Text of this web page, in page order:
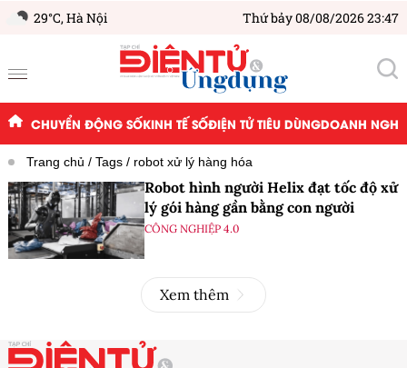
29°C,Hà Nội Thứ bảy 08/08/2026 23:47
CHUYỂN ĐỘNG SỐKINH TẾ SỐĐIỆN TỬ TIÊU DÙNGDOANH
Trang chủ Tags robot xử lý hàng hóa
Robot hình người Helix đạt tốc độ xử
lý gói hàng gần bằng con người
CÔNG NGHIỆP 4.0
Xem thêm